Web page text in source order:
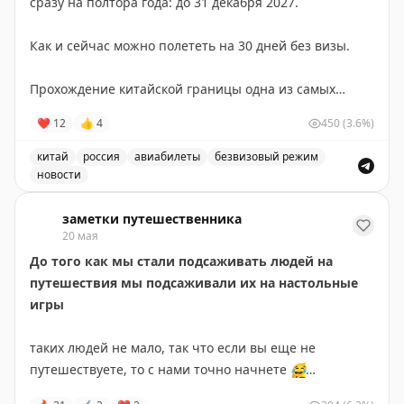
Как и сейчас можно полететь на 30 дней без визы.
Прохождение китайской границы одна из самых
вылета или непосредственно перед пограничным
контролем заполнить Arrival card — это простая
анкета, которая лежит
По итогу заполнения анкеты появится QR.
Однажды мы заранее не заполнили анкету и ничего
нам за это не было, заполнили перед тем как
проходить таможню в специально отведенных
время в путешествии
❤ 12 👍 4 450(3.6%)
китай россия авиабилеты
безвизовый режим
новости
заметки путешественника
20 мая
До того как мы стали подсаживать людей на
путешествия мы подсаживали их на настольные
игры
таких людей не мало, так что если вы еще не
путешествуете, то с нами точно начнете 😂